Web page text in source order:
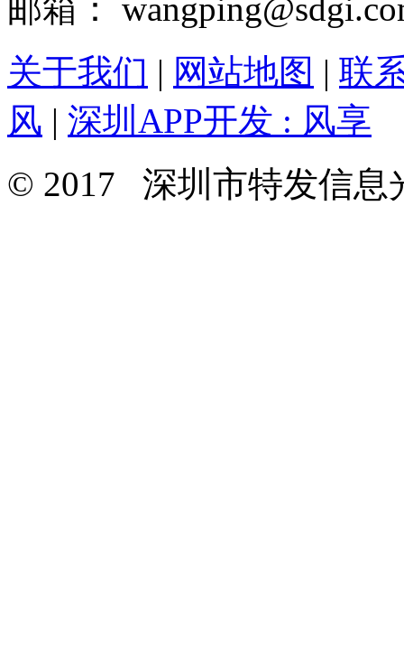
邮箱：
关于我们 | 网站地图 | 联
风 | 深圳APP开发 : 风享
© 2017 深圳市特发信息